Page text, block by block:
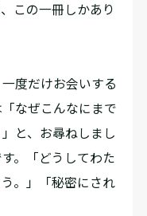
この一冊しかあり
度だけお会いする
なぜこんなにまで
と、お尋ねしまし
。「どうしてわた
。」「秘密にされ